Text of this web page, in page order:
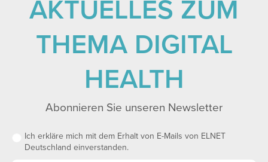
AKTUELLES ZUM
THEMA DIGITAL
HEALTH
Abonnieren Sie unseren Newsletter
Ich erkläre mich mit dem Erhalt von E-Mails von ELNET
Deutschland einverstanden.